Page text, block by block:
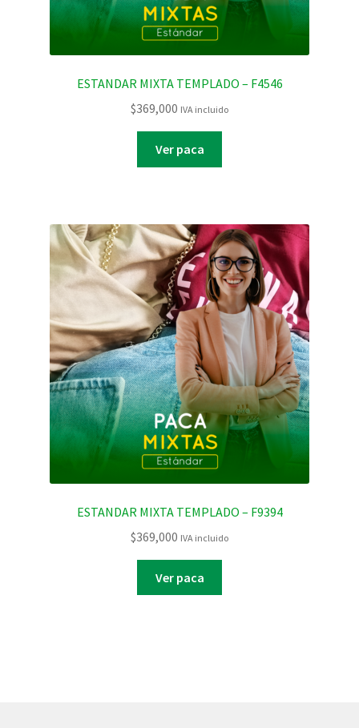
ESTANDAR MIXTA TEMPLADO – F4546
$369,000 IVA incluido
Ver paca
ESTANDAR MIXTA TEMPLADO – F9394
$369,000 IVA incluido
Ver paca